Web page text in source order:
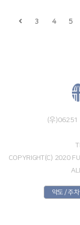
3 4 5
(우)06251
COPYRIGHT(C) 2020
약도 / 주